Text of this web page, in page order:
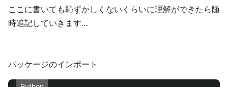
ここに書いても恥ずかしくないくらいに理解ができたら随
時追記していきます…
パッケージのインポート